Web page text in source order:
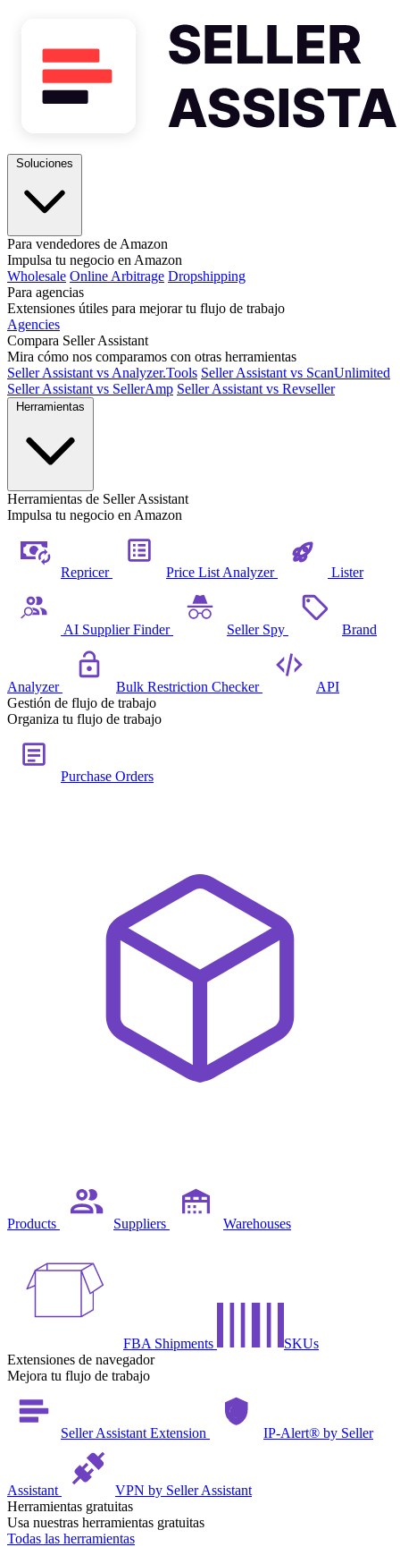
Para vendedores de Amazon
Impulsa tu negocio en Amazon
Wholesale Online Arbitrage Dropshipping
Para agencias
Extensiones útiles para mejorar tu flujo de trabajo
Agencies
Compara Seller Assistant
Mira cómo nos comparamos con otras herramientas
Seller Assistant vs Analyzer.Tools Seller Assistant vs ScanUnlimited
Seller Assistant vs SellerAmp Seller Assistant vs Revseller
Herramientas de Seller Assistant
Impulsa tu negocio en Amazon
Repricer Price List Analyzer Lister
AI Supplier Finder Seller Spy Brand
Analyzer Bulk Restriction Checker
API
Gestión de flujo de trabajo
Organiza tu flujo de trabajo
Purchase Orders
Products Suppliers Warehouses
FBA Shipments
SKUs
Extensiones de navegador
Mejora tu flujo de trabajo
Seller Assistant Extension IP-Alert® by Seller
Assistant
VPN by Seller Assistant
Herramientas gratuitas
Usa nuestras herramientas gratuitas
Todas las herramientas